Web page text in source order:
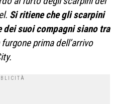
Si ritiene che gli scarpini
dei suoi compagni siano tra
prima dell’arrivo